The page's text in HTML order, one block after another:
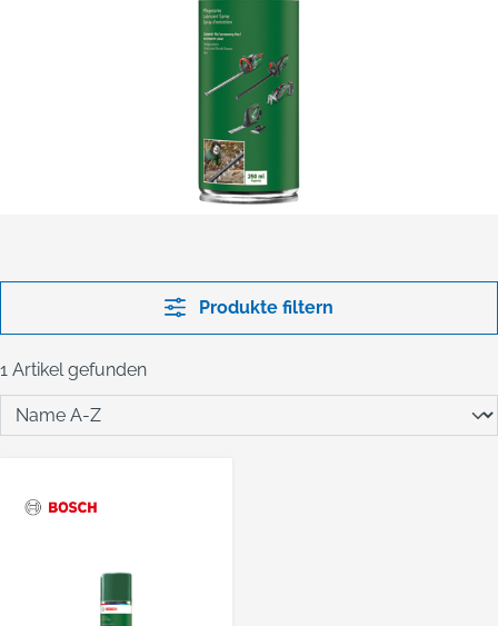
Produkte filtern
1 Artikel gefunden